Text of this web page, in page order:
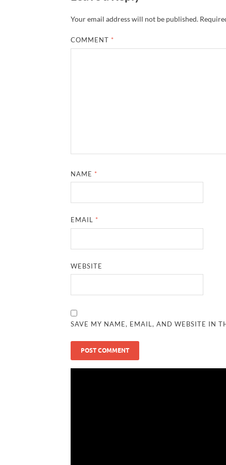
Your email address will not be published.
COMMENT *
NAME *
EMAIL *
WEBSITE
SAVE MY NAME, EMAIL, AND WEBSITE IN